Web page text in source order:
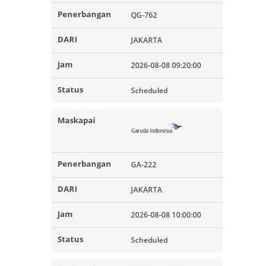
QG-762
JAKARTA
2026-08-08 09:20:00
Scheduled
GA-222
JAKARTA
2026-08-08 10:00:00
Scheduled